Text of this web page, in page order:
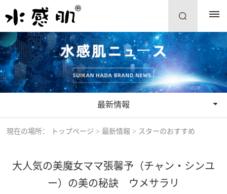
最新情報
現在の場所： トップページ >最新情報 > スターのおすすめ
大人気の美魔女ママ張馨予（チャン・シンユ
ー）の美の秘訣 ウメサラリ